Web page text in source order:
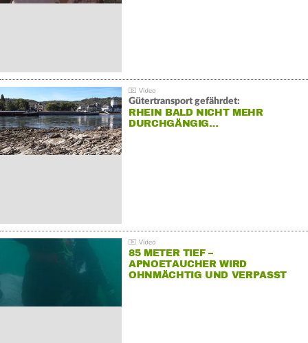
Gütertransport gefährdet:
RHEIN BALD NICHT MEHR
DURCHGÄNGIG…
85 METER TIEF –
APNOETAUCHER WIRD
OHNMÄCHTIG UND VERPASST